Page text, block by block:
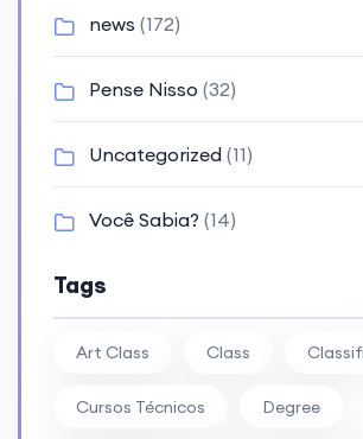
news (172)
Pense Nisso (32)
Uncategorized (11)
Você Sabia? (14)
Tags
Art Class Class
Cursos Técnicos Degree